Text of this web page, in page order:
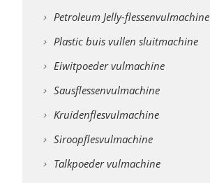
Petroleum Jelly-flessenvulmachine
Plastic buis vullen sluitmachine
Eiwitpoeder vulmachine
Sausflessenvulmachine
Kruidenflesvulmachine
Siroopflesvulmachine
Talkpoeder vulmachine